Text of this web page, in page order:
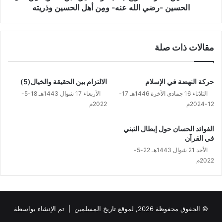
عنه-
الحسين
وذريته
الحسين -رضي الله عنه- ومِن أهل الحسين وذريته
مقالات ذات صلة
حركة النهضة في الإسلام
الثلاثاء 16 جمادى الآخرة 1446هـ 17-
12-2024م
الالتزام بين الحقيقة والخيال(5)
الأربعاء 17 شوال 1443هـ 18-5-
2022م
الفوائد الحسان حول إبطال التبني
في القرآن
الأحد 21 شوال 1443هـ 22-5-
2022م
© الحقوق محفوظة 2026, لموقع تاريخ المسلمين | تم الإنشاء بواسطة